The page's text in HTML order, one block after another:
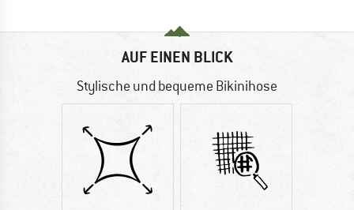
AUF EINEN BLICK
Stylische und bequeme Bikinihose